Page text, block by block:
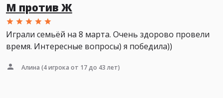
М против Ж
Играли семьёй на 8 марта. Очень здорово провели
время. Интересные вопросы) я победила))
Алина (4 игрока от 17 до 43 лет)